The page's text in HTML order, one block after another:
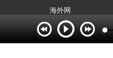
海外网